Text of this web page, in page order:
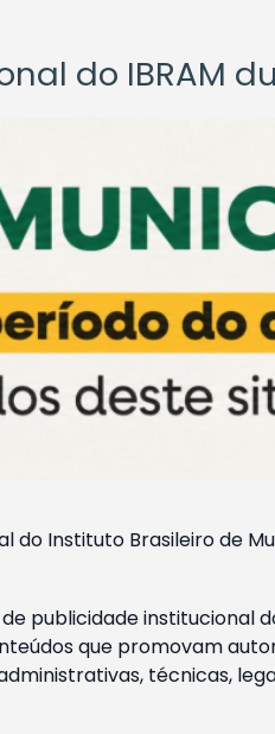
do IBRAM
do Instituto Brasileiro de
publicidade institucional
que promovam
técnicas,